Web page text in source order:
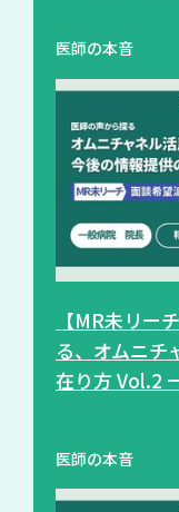
医師の本音
【MR未リー
る、オムニチ
在り方 Vol.2
医師の本音